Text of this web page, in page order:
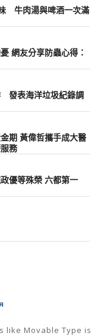
牛肉湯與啤酒一次滿
網友分享防蟲心得：
發表海洋垃圾紀錄調
期 黃偉哲攜手成大醫
務
優等殊榮 六都第一
like Movable Type is